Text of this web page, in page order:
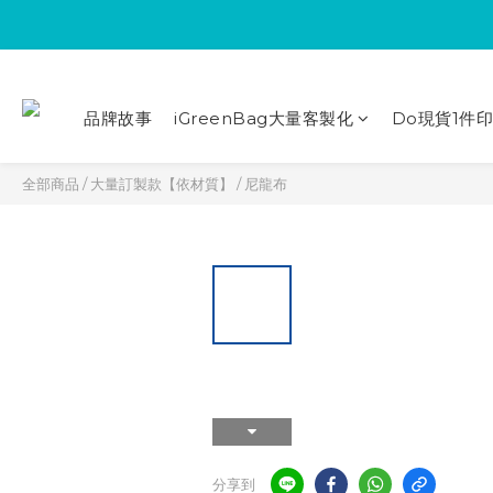
品牌故事 iGreenBag大量客製化 Do現貨1件
全部商品 /大量訂製款【依材質】 / 尼龍布
分享到